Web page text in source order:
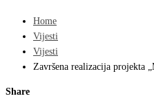
Home
Vijesti
Vijesti
Završena realizacija projekta
Share